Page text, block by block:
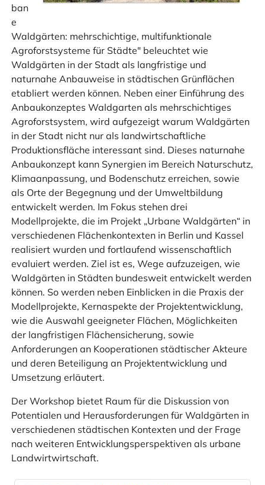
ban
e
Waldgärten: mehrschichtige, multifunktionale
Agroforstsysteme für Städte" beleuchtet wie
Waldgärten in der Stadt als langfristige und
naturnahe Anbauweise in städtischen Grünflächen
etabliert werden können. Neben einer Einführung des
Anbaukonzeptes Waldgarten als mehrschichtiges
Agroforstsystem, wird aufgezeigt warum Waldgärten
in der Stadt nicht nur als landwirtschaftliche
Produktionsfläche interessant sind. Dieses naturnahe
Anbaukonzept kann Synergien im Bereich Naturschutz,
Klimaanpassung, und Bodenschutz erreichen, sowie
als Orte der Begegnung und der Umweltbildung
entwickelt werden. Im Fokus stehen drei
Modellprojekte, die im Projekt „Urbane Waldgärten“ in
verschiedenen Flächenkontexten in Berlin und Kassel
realisiert wurden und fortlaufend wissenschaftlich
evaluiert werden. Ziel ist es, Wege aufzuzeigen, wie
Waldgärten in Städten bundesweit entwickelt werden
können. So werden neben Einblicken in die Praxis der
Modellprojekte, Kernaspekte der Projektentwicklung,
wie die Auswahl geeigneter Flächen, Möglichkeiten
der langfristigen Flächensicherung, sowie
Anforderungen an Kooperationen städtischer Akteure
und deren Beteiligung an Projektentwicklung und
Umsetzung erläutert.
Der Workshop bietet Raum für die Diskussion von
Potentialen und Herausforderungen für Waldgärten in
verschiedenen städtischen Kontexten und der Frage
nach weiteren Entwicklungsperspektiven als urbane
Landwirtwirtschaft.